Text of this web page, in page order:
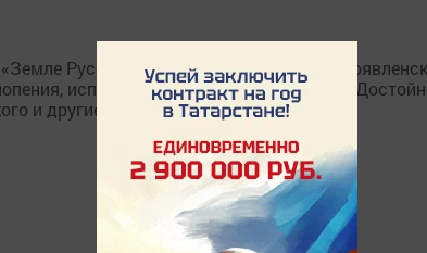
Русская» записал недавно хор
исполняемые на богослужениях -
и другие....